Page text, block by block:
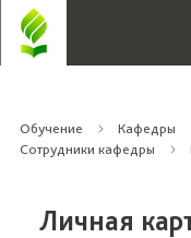
Обучение Кафедры
Сотрудники кафедры
Личная